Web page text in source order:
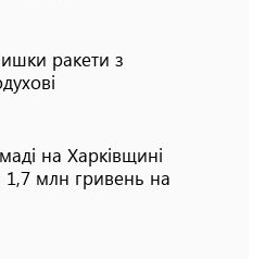
ракети з
на Харківщині
1,7 млн гривень на